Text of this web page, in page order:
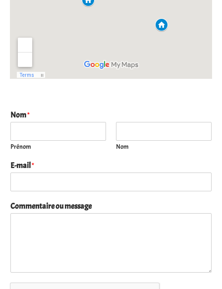
Nom*
Prénom Nom
E-mail*
Commentaire ou message